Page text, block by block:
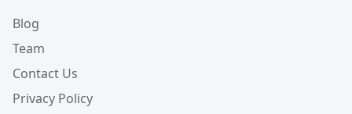
Blog
Team
Contact Us
Privacy Policy